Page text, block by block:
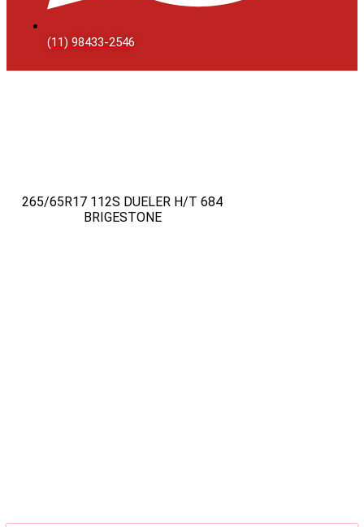
(11) 98433-2546
265/65R17 112S DUELER H/T 684
BRIGESTONE